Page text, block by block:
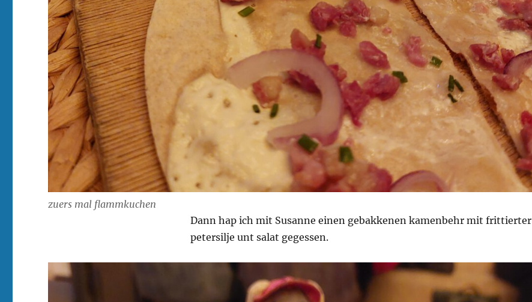
zuers mal flammkuchen
Dann hap ich mit Susanne einen gebakkenen kamenbehr mit frittierter
petersilje unt salat gegessen.